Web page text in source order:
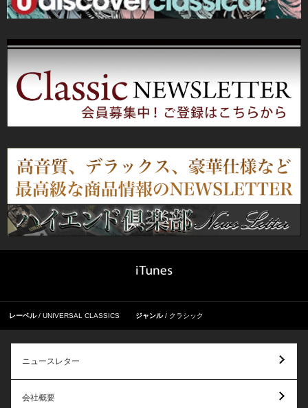
レーベル UNIVERSAL CLASSICS ジャンル クラシック
ニュースレター
会社概要